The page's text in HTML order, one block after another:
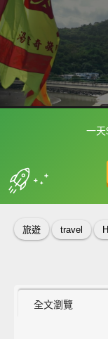
一
框選或
收錄
旅遊 travel
全文瀏覽